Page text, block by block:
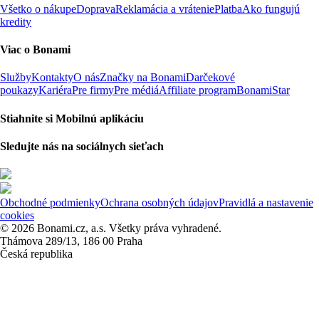
Všetko o nákupeDopravaReklamácia a vráteniePlatbaAko fungujú
kredity
Viac o Bonami
SlužbyKontaktyO násZnačky na BonamiDarčekové
poukazyKariéraPre firmyPre médiáAffiliate programBonamiStar
Stiahnite si Mobilnú aplikáciu
Sledujte nás na sociálnych sieťach
Obchodné podmienkyOchrana osobných údajovPravidlá a nastavenie
cookies
© 2026 Bonami.cz, a.s. Všetky práva vyhradené.
Thámova 289/13, 186 00 Praha
Česká republika